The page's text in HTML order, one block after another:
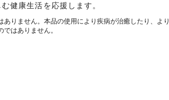
健康生活を応援します。
りません。本品の使用により疾病が治癒したり、より
はありません。